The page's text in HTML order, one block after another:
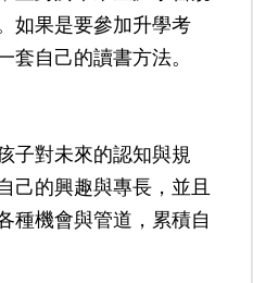
如果是要參加升學考
套自己的讀書方法。
子對未來的認知與規
己的興趣與專長，並且
種機會與管道，累積自